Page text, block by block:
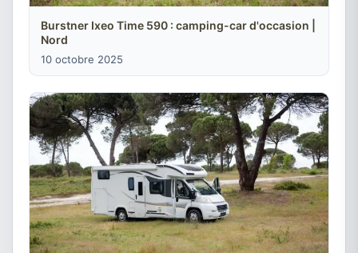
Burstner Ixeo Time 590 : camping-car d'occasion |
Nord
10 octobre 2025